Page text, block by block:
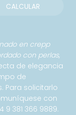
CALCULAR
en crepp
con perlas,
de elegancia
de
Para solicitarlo
con
381 366 9889.